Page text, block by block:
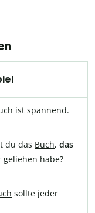
ist spannend.
du das Buch, das
geliehen habe?
sollte jeder